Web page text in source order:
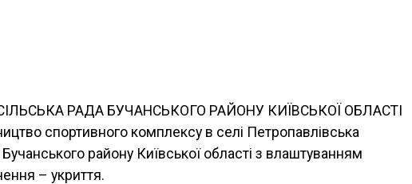
РАДА БУЧАНСЬКОГО РАЙОНУ КИЇВСЬКОЇ ОБЛАСТІ
спортивного комплексу в селі Петропавлівська
району Київської області з влаштуванням
– укриття.